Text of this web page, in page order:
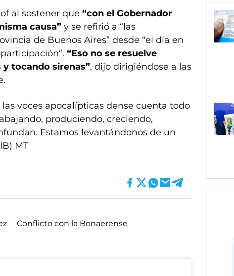
al sostener que “con el Gobernador
causa” y se refirió a “las
de Buenos Aires” desde “el día en
“Eso no se resuelve
tocando sirenas”, dijo dirigiéndose a las
voces apocalípticas dense cuenta todo
produciendo, creciendo,
Estamos levantándonos de un
MT
Conflicto con la Bonaerense